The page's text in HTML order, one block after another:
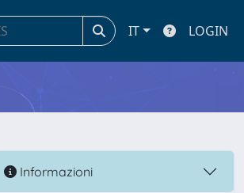
IT LOGIN
Informazioni